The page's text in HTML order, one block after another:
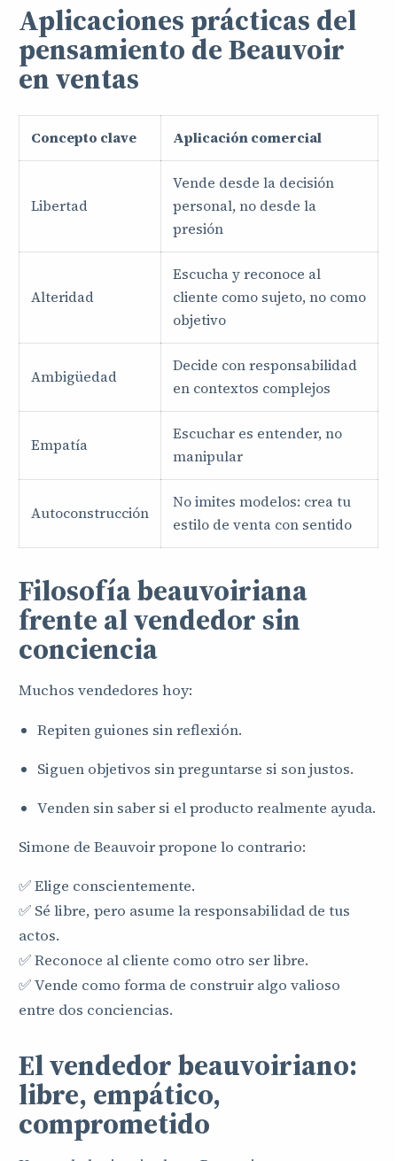
Aplicaciones prácticas del
pensamiento de Beauvoir
en ventas
Concepto clave Aplicación comercial
Libertad
Vende desde la decisión
personal, no desde la
presión
Alteridad
Escucha y reconoce al
cliente como sujeto, no como
objetivo
Ambigüedad
Decide con responsabilidad
en contextos complejos
Empatía
Escuchar es entender, no
manipular
Autoconstrucción
No imites modelos: crea tu
estilo de venta con sentido
Filosofía beauvoiriana
frente al vendedor sin
conciencia
Muchos vendedores hoy:
Repiten guiones sin reflexión.
Siguen objetivos sin preguntarse si son justos.
Venden sin saber si el producto realmente ayuda.
Simone de Beauvoir propone lo contrario:
✅ Elige conscientemente.
✅ Sé libre, pero asume la responsabilidad de tus
actos.
✅ Reconoce al cliente como otro ser libre.
✅ Vende como forma de construir algo valioso
entre dos conciencias.
El vendedor beauvoiriano:
libre, empático,
comprometido